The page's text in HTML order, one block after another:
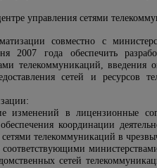
управления сетями
совместно с
года обеспечить
телекоммуникаций,
сетей и ресурсов
изменений в лицензионные
координации
телекоммуникаций в
сетей